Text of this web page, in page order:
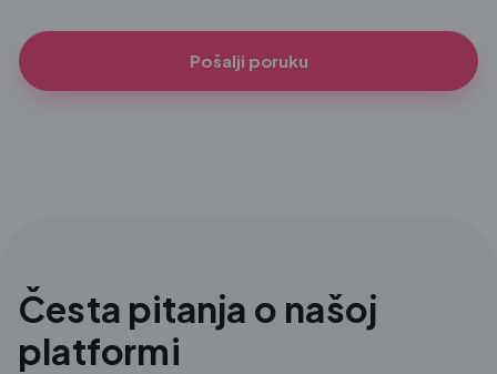
Pošalji poruku
Česta pitanja o našoj
platformi